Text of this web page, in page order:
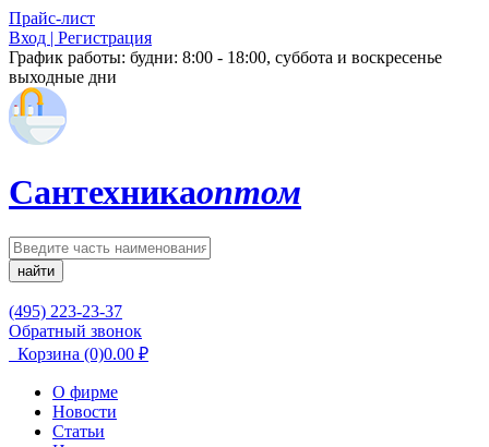
Прайс-лист
Вход | Регистрация
График работы: будни: 8:00 - 18:00, суббота и воскресенье
выходные дни
Сантехникаоптом
найти
(495) 223-23-37
Обратный звонок
Корзина (0)0.00 ₽
О фирме
Новости
Статьи